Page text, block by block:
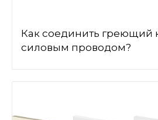
Как соединить греющий
силовым проводом?